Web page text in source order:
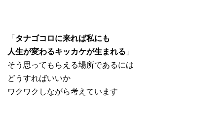
「タナゴコロに来れば私にも
人生が変わるキッカケが生まれる 」
そう思ってもらえる場所であるには
どうすればいいか
ワクワクしながら考えています